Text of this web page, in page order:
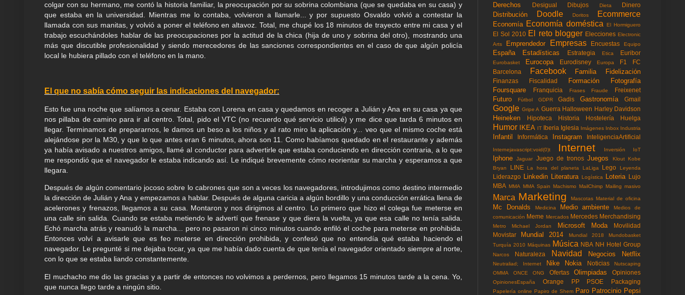
colgar con su hermano, me contó la historia familiar, la preocupación por su sobrina colombiana (que se quedaba en su casa) y
que estaba en la universidad. Mientras me lo contaba, volvieron a llamarle... y por supuesto Osvaldo volvió a contestar la
llamada con sus manitas, y volvió a poner el teléfono en altavoz. Total, me chupé los 18 minutos de trayecto entre mi casa y el
trabajo escuchándoles hablar de las preocupaciones por la actitud de la chica (hija de uno y sobrina del otro), mostrando una
más que discutible profesionalidad y siendo merecedores de las sanciones correspondientes en el caso de que algún policía
local le hubiera pillado con el teléfono en la mano.
El que no sabía cómo seguir las indicaciones del navegador:
Esto fue una noche que salíamos a cenar. Estaba con Lorena en casa y quedamos en recoger a Julián y Ana en su casa ya que
nos pillaba de camino para ir al centro. Total, pido el VTC (no recuerdo qué servicio utilicé) y me dice que tarda 6 minutos en
llegar. Terminamos de prepararnos, le damos un beso a los niños y al rato miro la aplicación y... veo que el mismo coche está
alejándose por la M30, y que lo que antes eran 6 minutos, ahora son 11. Como habíamos quedado en el restaurante y además
ya había avisado a nuestros amigos, llamé al conductor para advertirle que estaba conduciendo en dirección contraria, a lo que
me respondió que el navegador le estaba indicando así. Le indiqué brevemente cómo reorientar su marcha y esperamos a que
llegara.
Después de algún comentario jocoso sobre lo cabrones que son a veces los navegadores, introdujimos como destino intermedio
la dirección de Julián y Ana y empezamos a hablar. Después de alguna caricia a algún bordillo y una conducción errática llena de
acelerones y frenazos, llegamos a su casa. Montaron y nos dirigimos al centro. Lo primero que hizo el colega fue meterse en
una calle sin salida. Cuando se estaba metiendo le advertí que frenase y que diera la vuelta, ya que esa calle no tenía salida.
Echó marcha atrás y reanudó la marcha... pero no pasaron ni cinco minutos cuando enfiló el coche para meterse en prohibida.
Entonces volví a avisarle que es feo meterse en dirección prohibida, y confesó que no entendía qué estaba haciendo el
navegador. Le pregunté si me dejaba tocar, ya que me había dado cuenta de que tenía el navegador orientado siempre al norte,
con lo que se estaba liando constantemente.
El muchacho me dio las gracias y a partir de entonces no volvimos a perdernos, pero llegamos 15 minutos tarde a la cena. Yo,
que nunca llego tarde a ningún sitio.
Derechos Desigual Dibujos Dieta Dinero
Distribución Doodle Doritos Ecommerce
Economía Economía doméstica El Hormiguero
El Sol 2010 El reto blogger Elecciones Electronic
Arts
Emprendedor Empresas Encuestas Equipo
España Estadísticas Estrategia Etica Euribor
Eurobasket Eurocopa Eurodisney Europa F1
FC
Barcelona
Facebook Familia Fidelización
Finanzas Fiscalidad Formación
Fotografía
Foursquare
Franquicia Frases Fraude Freixenet
Futuro Fùtbol GDPR Gadis Gastronomía Gmail
Google Gripe A Guerra Halloween Harley Davidson
Heineken Hipoteca Historia Hostelería Huelga
Humor IKEA IT Iberia Iglesia Imágenes Inbox Industria
Infantil Informática Instagram InteligenciaArtificial
Internejavascript:void(0)t Internet Inversión IoT
Iphone Jaguar Juego de tronos Juegos Klout Kobe
Bryan
LINE La hora del planeta LaLiga Lego Leyenda
Liderazgo Linkedin Literatura Logística Loteria Lujo
MBA MMA MMA Spain Machismo MailChimp Mailing masivo
Marca Marketing Mascotas Material de oficina
Mc Donalds Medicina Medio ambiente
Medios de
comunicación Meme Mercados Mercedes Merchandising
Metro Michael Jordan Microsoft Moda
Movilidad
Movistar
Mundial 2014 Mundial 2018
Mundobasket
Turquía 2010 Máquinas Música NBA NH Hotel Group
Narcos Naturaleza Navidad Negocios Netflix
Neutraliad; Internet Nike Nokia Noticias
Nutscaping
OMMA
ONCE ONG Ofertas Olimpiadas Opiniones
OpinionesEspaña Orange PP PSOE Packaging
Papelería online Papiro de Shem Paro Patrocinio Pepsi